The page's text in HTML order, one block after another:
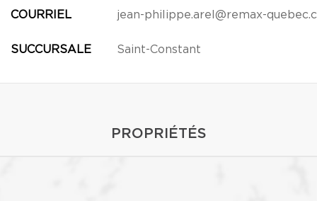
COURRIEL jean-philippe.arel@remax-
SUCCURSALE Saint-Constant
PROPRIÉTÉS